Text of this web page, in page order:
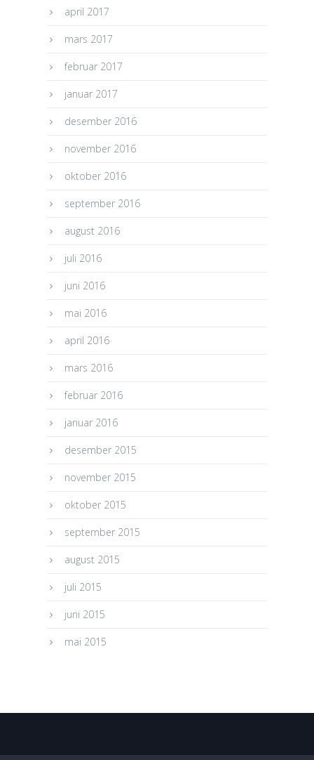
april 2017
mars 2017
februar 2017
januar 2017
desember 2016
november 2016
oktober 2016
september 2016
august 2016
juli 2016
juni 2016
mai 2016
april 2016
mars 2016
februar 2016
januar 2016
desember 2015
november 2015
oktober 2015
september 2015
august 2015
juli 2015
juni 2015
mai 2015